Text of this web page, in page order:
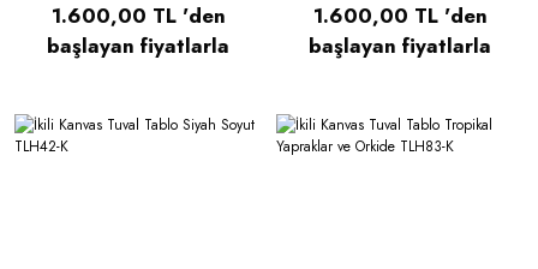
1.600,00 TL 'den
başlayan fiyatlarla
1.600,00 TL 'den
başlayan fiyatlarla